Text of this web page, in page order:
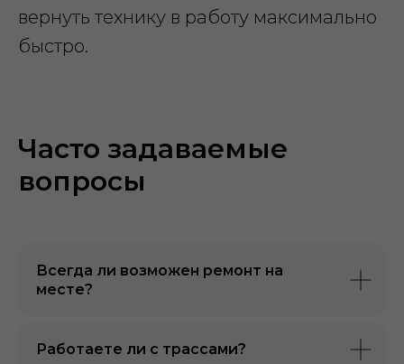
вернуть технику в работу максимально
быстро.
Часто задаваемые
вопросы
Всегда ли возможен ремонт на
месте?
Работаете ли с трассами?